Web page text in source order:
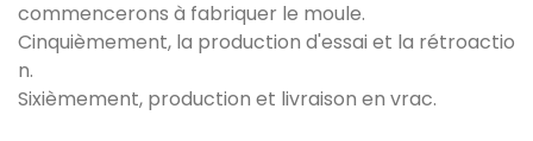
commencerons à fabriquer le moule.
Cinquièmement, la production d'essai et la rétroactio
n.
Sixièmement, production et livraison en vrac.